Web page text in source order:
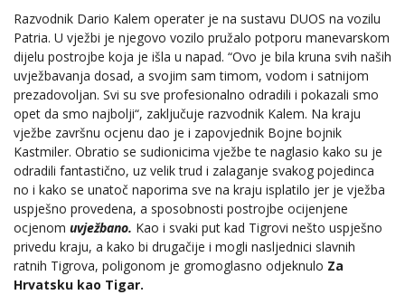
Razvodnik Dario Kalem operater je na sustavu DUOS na vozilu
Patria. U vježbi je njegovo vozilo pružalo potporu manevarskom
dijelu postrojbe koja je išla u napad. “Ovo je bila kruna svih naših
uvježbavanja dosad, a svojim sam timom, vodom i satnijom
prezadovoljan. Svi su sve profesionalno odradili i pokazali smo
opet da smo najbolji“, zaključuje razvodnik Kalem. Na kraju
vježbe završnu ocjenu dao je i zapovjednik Bojne bojnik
Kastmiler. Obratio se sudionicima vježbe te naglasio kako su je
odradili fantastično, uz velik trud i zalaganje svakog pojedinca
no i kako se unatoč naporima sve na kraju isplatilo jer je vježba
uspješno provedena, a sposobnosti postrojbe ocijenjene
ocjenom uvježbano. Kao i svaki put kad Tigrovi nešto uspješno
privedu kraju, a kako bi drugačije i mogli nasljednici slavnih
ratnih Tigrova, poligonom je gromoglasno odjeknulo Za
Hrvatsku kao Tigar.